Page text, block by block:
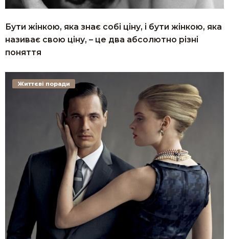
Бути жінкою, яка знає собі ціну, і бути жінкою, яка
називає свою ціну, – це два абсолютно різні
поняття
Життєві поради